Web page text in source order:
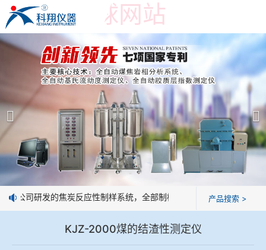
世界杯押球网站
世界杯押球网站
产品展示 ＞
焦炭高温性能检测系统
焦化行业检测及优化配煤设备
球团矿/烧结矿/块矿高温冶金性能检测系统
烧结/球团优化配矿研究设备
高炉配吹煤检测设备
公司简介
世界杯押球网站
企业业绩
技术交流
我公司研发的焦炭反应性制样系统，全部制样过程机械化操作，没有
产品搜索 >
KJZ-2000煤的结渣性测定仪